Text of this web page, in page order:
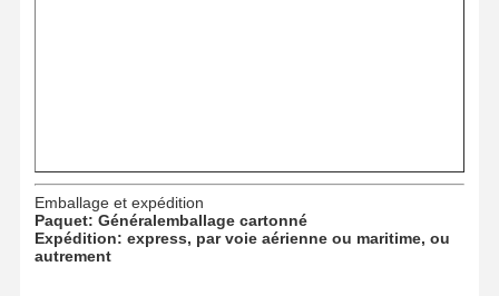
Pièces de moteur Perkins
Emballage et expédition
Paquet: Généralemballage cartonné
Expédition: express, par voie aérienne ou maritime, ou
autrement